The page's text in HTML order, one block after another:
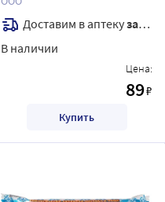
Доставим в аптекузавтра
В наличии
Цена:
89₽
Купить